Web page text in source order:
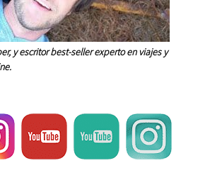
y escritor best-seller experto en viajes y